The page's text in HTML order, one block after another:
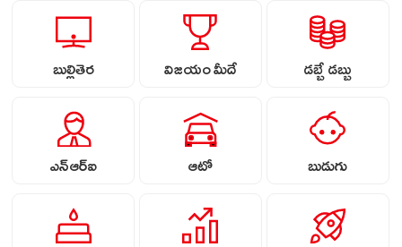
బుల్లితెర విజయం మీదే డబ్బే డబ్బు
ఎన్ఆర్ఐ ఆటో బుడుగు